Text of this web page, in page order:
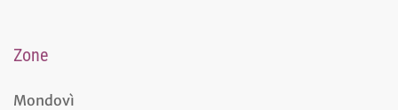
Zone
Mondovì